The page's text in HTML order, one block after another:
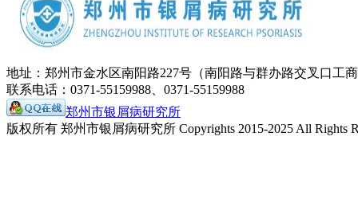
地址：郑州市金水区南阳路227号（南阳路与群办路交叉口工
联系电话：0371-55159988、0371-55159988
郑州市银屑病研究所
版权所有 郑州市银屑病研究所 Copyrights 2015-2025 All Rights